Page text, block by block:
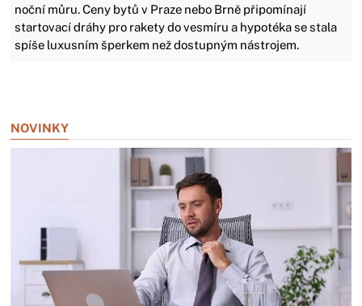
noční můru. Ceny bytů v Praze nebo Brně připomínají
startovací dráhy pro rakety do vesmíru a hypotéka se stala
spíše luxusním šperkem než dostupným nástrojem.
NOVINKY